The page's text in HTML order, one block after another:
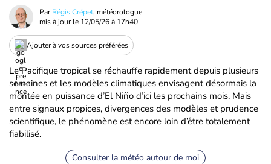
ParRégis Crépet, météorologue
mis à jour le 12/05/26 à 17h40
Ajouter à vos sources préférées
Le Pacifique tropical se réchauffe rapidement depuis plusieurs
semaines et les modèles climatiques envisagent désormais la
montée en puissance d’El Niño d’ici les prochains mois. Mais
entre signaux propices, divergences des modèles et prudence
scientifique, le phénomène est encore loin d’être totalement
fiabilisé.
Consulter la météo autour de moi